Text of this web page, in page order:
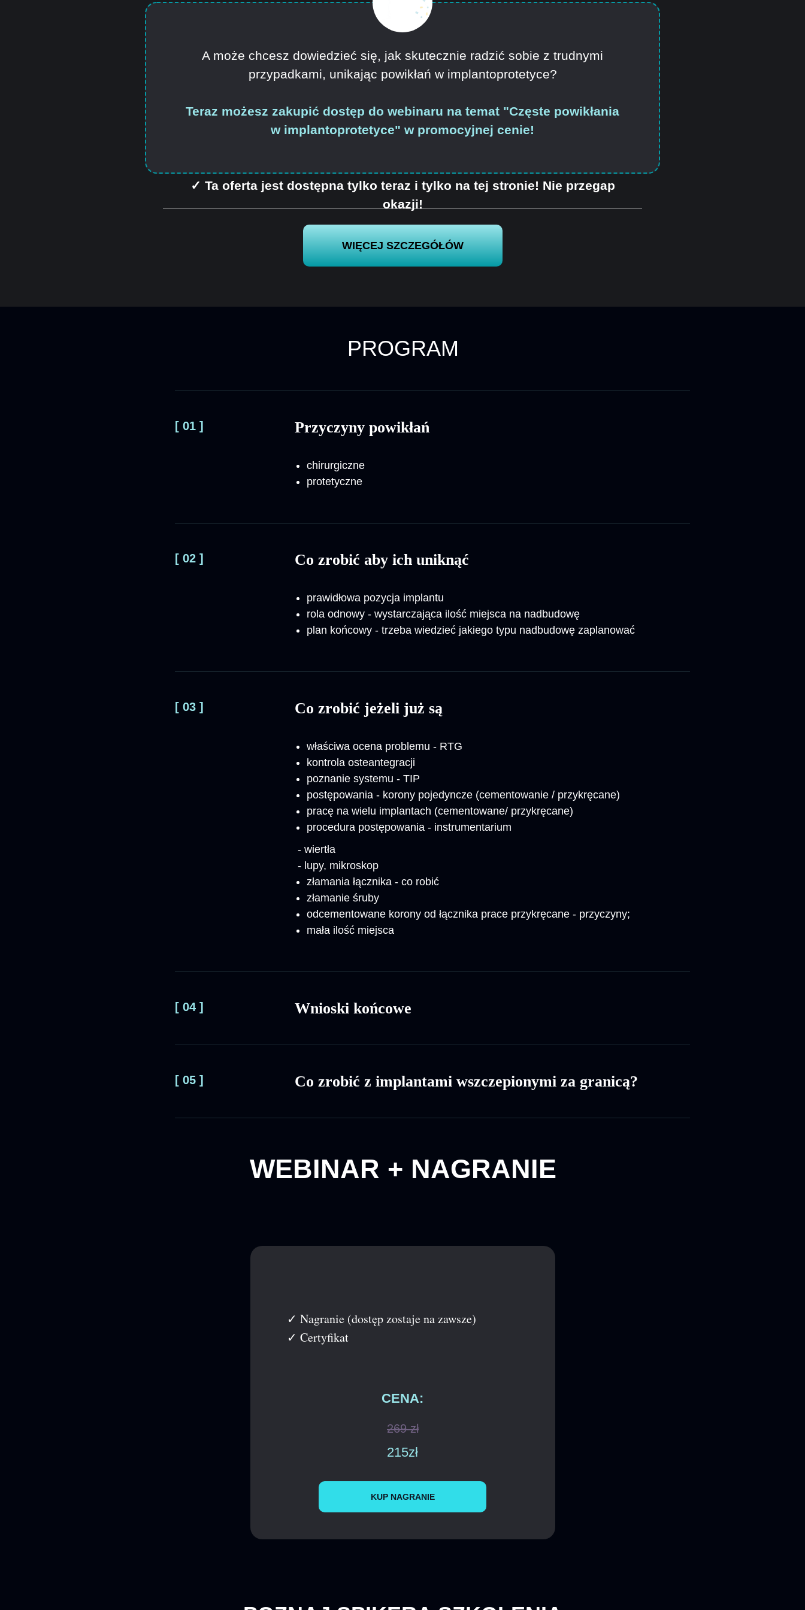
A może chcesz dowiedzieć się, jak skutecznie radzić sobie z trudnymi
przypadkami, unikając powikłań w implantoprotetyce?
Teraz możesz zakupić dostęp do webinaru na temat "Częste powikłania
w implantoprotetyce" w promocyjnej cenie!
✓ Ta oferta jest dostępna tylko teraz i tylko na tej stronie! Nie przegap
okazji!
WIĘCEJ SZCZEGÓŁÓW
PROGRAM
[ 01 ] Przyczyny powikłań
chirurgiczne
protetyczne
[ 02 ] Co zrobić aby ich uniknąć
prawidłowa pozycja implantu
rola odnowy - wystarczająca ilość miejsca na nadbudowę
plan końcowy - trzeba wiedzieć jakiego typu nadbudowę zaplanować
[ 03 ] Co zrobić jeżeli już są
właściwa ocena problemu - RTG
kontrola osteantegracji
poznanie systemu - TIP
postępowania - korony pojedyncze (cementowanie / przykręcane)
pracę na wielu implantach (cementowane/ przykręcane)
procedura postępowania - instrumentarium
- wiertła
- lupy, mikroskop
złamania łącznika - co robić
złamanie śruby
odcementowane korony od łącznika prace przykręcane - przyczyny;
mała ilość miejsca
[ 04 ] Wnioski końcowe
[ 05 ] Co zrobić z implantami wszczepionymi za granicą?
WEBINAR + NAGRANIE
✓ Nagranie (dostęp zostaje na zawsze)
✓ Certyfikat
215zł
CENA:
269 zł
KUP NAGRANIE